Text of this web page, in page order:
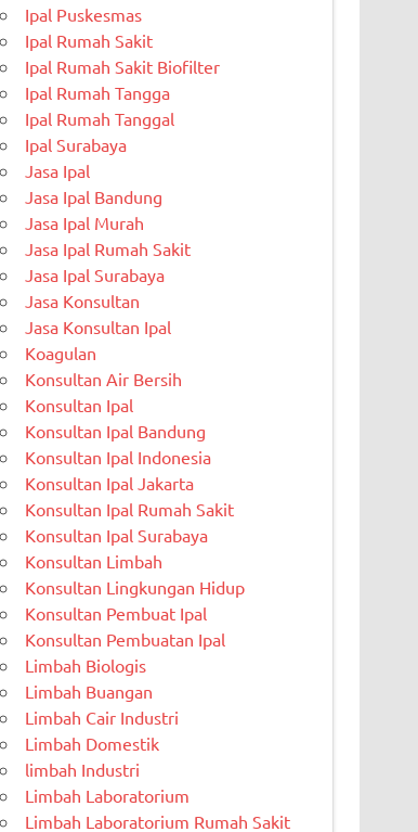
Ipal Puskesmas
Ipal Rumah Sakit
Ipal Rumah Sakit Biofilter
Ipal Rumah Tangga
Ipal Rumah Tanggal
Ipal Surabaya
Jasa Ipal
Jasa Ipal Bandung
Jasa Ipal Murah
Jasa Ipal Rumah Sakit
Jasa Ipal Surabaya
Jasa Konsultan
Jasa Konsultan Ipal
Koagulan
Konsultan Air Bersih
Konsultan Ipal
Konsultan Ipal Bandung
Konsultan Ipal Indonesia
Konsultan Ipal Jakarta
Konsultan Ipal Rumah Sakit
Konsultan Ipal Surabaya
Konsultan Limbah
Konsultan Lingkungan Hidup
Konsultan Pembuat Ipal
Konsultan Pembuatan Ipal
Limbah Biologis
Limbah Buangan
Limbah Cair Industri
Limbah Domestik
limbah Industri
Limbah Laboratorium
Limbah Laboratorium Rumah Sakit